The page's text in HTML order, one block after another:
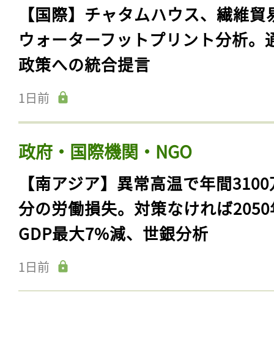
【国際】チャタムハウス、繊維貿
ウォーターフットプリント分析。
政策への統合提言
1日前
政府・国際機関・NGO
【南アジア】異常高温で年間
分の労働損失。対策なければ
GDP最大7%減、世銀分析
1日前